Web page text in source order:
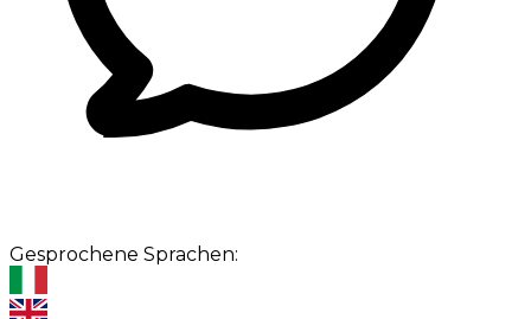
Gesprochene Sprachen: